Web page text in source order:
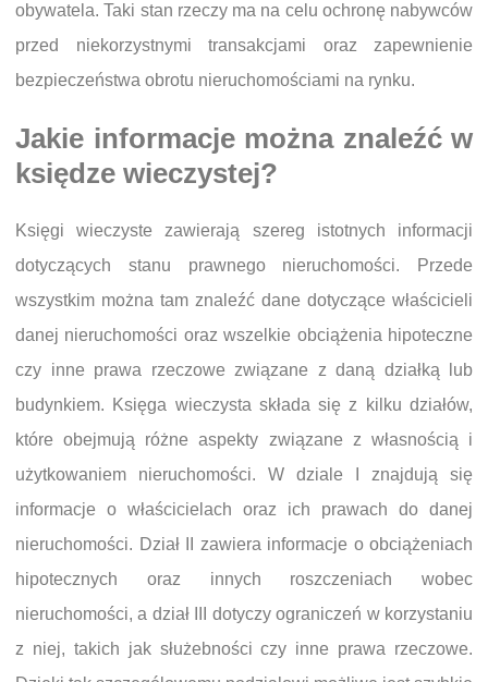
obywatela. Taki stan rzeczy ma na celu ochronę nabywców
przed niekorzystnymi transakcjami oraz zapewnienie
bezpieczeństwa obrotu nieruchomościami na rynku.
Jakie informacje można znaleźć w
księdze wieczystej?
Księgi wieczyste zawierają szereg istotnych informacji
dotyczących stanu prawnego nieruchomości. Przede
wszystkim można tam znaleźć dane dotyczące właścicieli
danej nieruchomości oraz wszelkie obciążenia hipoteczne
czy inne prawa rzeczowe związane z daną działką lub
budynkiem. Księga wieczysta składa się z kilku działów,
które obejmują różne aspekty związane z własnością i
użytkowaniem nieruchomości. W dziale I znajdują się
informacje o właścicielach oraz ich prawach do danej
nieruchomości. Dział II zawiera informacje o obciążeniach
hipotecznych oraz innych roszczeniach wobec
nieruchomości, a dział III dotyczy ograniczeń w korzystaniu
z niej, takich jak służebności czy inne prawa rzeczowe.